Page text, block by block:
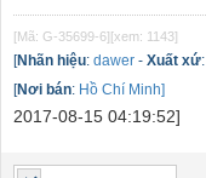
[Mã: G-35699-6][xem: 1143]
[Nhãn hiệu: dawer - Xuất xứ:
[Nơi bán: Hồ Chí Minh]
2017-08-15 04:19:52]